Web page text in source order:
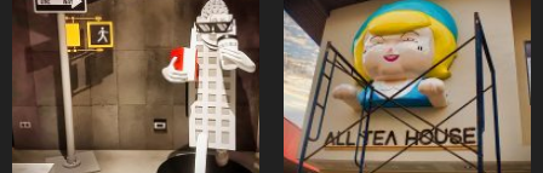
3
4
mockups
ม็อคอัพขวด bsab